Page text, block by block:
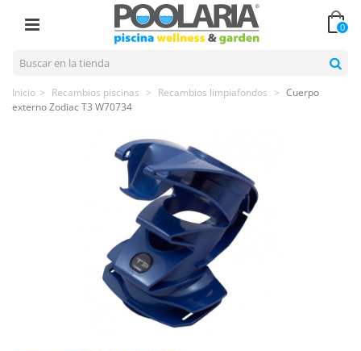
0
Inicio > Recambios piscinas > Recambios limpiafondos > Cuerpo
externo Zodiac T3 W70734